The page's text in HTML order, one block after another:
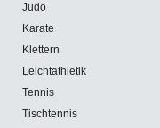
Judo
Karate
Klettern
Leichtathletik
Tennis
Tischtennis